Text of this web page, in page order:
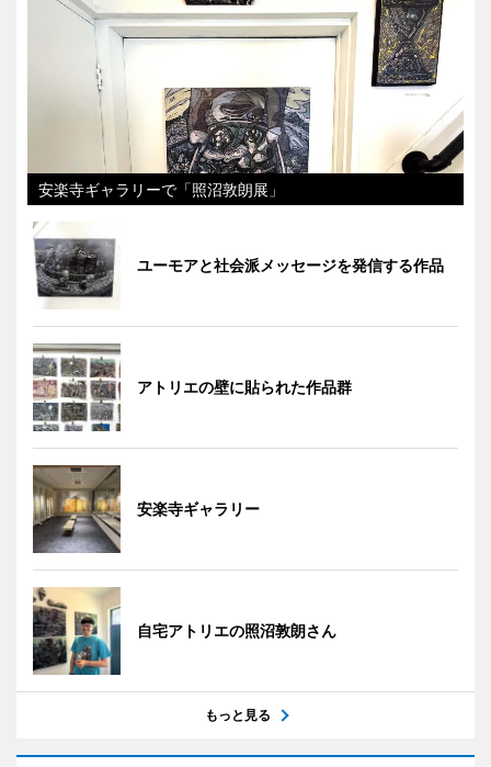
安楽寺ギャラリーで「照沼敦朗展」
ユーモアと社会派メッセージを発信する作品
アトリエの壁に貼られた作品群
安楽寺ギャラリー
自宅アトリエの照沼敦朗さん
もっと見る